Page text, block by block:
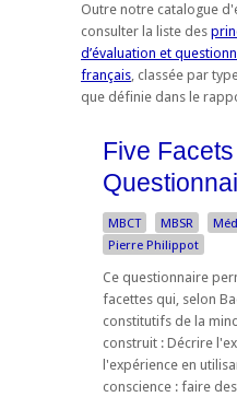
Outre notre catalogue
consulter la liste des
d’évaluation et
français, classée par
que définie dans le
Five
MBCT MBSR
Pierre Philippot
Ce questionnaire
facettes qui, selon
constitutifs de la
construit : Décrire
l'expérience en
conscience : faire